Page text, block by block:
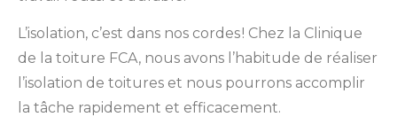
L’isolation, c’est dans nos cordes ! Chez la Clinique
de la toiture FCA, nous avons l’habitude de réaliser
l’isolation de toitures et nous pourrons accomplir
la tâche rapidement et efficacement.